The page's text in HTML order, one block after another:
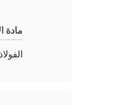
مادة